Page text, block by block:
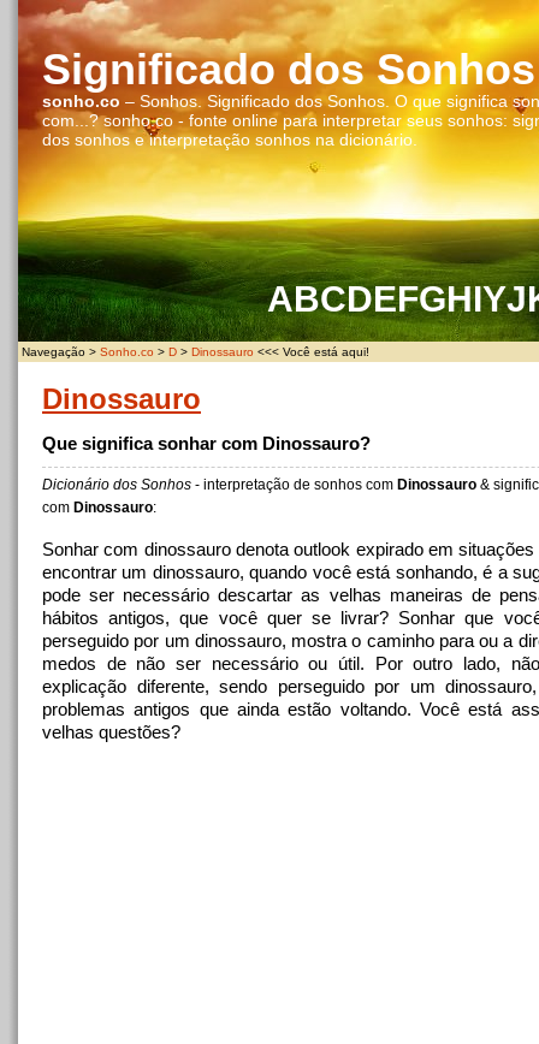
Significado dos Sonhos
sonho.co – Sonhos. Significado dos Sonhos. O que significa
com...? sonho.co - fonte online para interpretar seus sonhos:
dos sonhos e interpretação sonhos na dicionário.
ABCDEFGHIYJ
Navegação > Sonho.co > D > Dinossauro <<< Você está aqui!
Dinossauro
Que significa sonhar com Dinossauro?
Dicionário dos Sonhos - interpretação de sonhos com Dinossauro &
com Dinossauro:
Sonhar com dinossauro denota outlook expirado em
encontrar um dinossauro, quando você está sonhando, é a
pode ser necessário descartar as velhas maneiras de
hábitos antigos, que você quer se livrar? Sonhar que
perseguido por um dinossauro, mostra o caminho para ou a
medos de não ser necessário ou útil. Por outro lado,
explicação diferente, sendo perseguido por um
problemas antigos que ainda estão voltando. Você está
velhas questões?